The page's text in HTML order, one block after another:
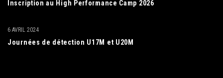
Inscription au High Performance Camp 2026
Journées de détection U17M et U20M
6 AVRIL 2024